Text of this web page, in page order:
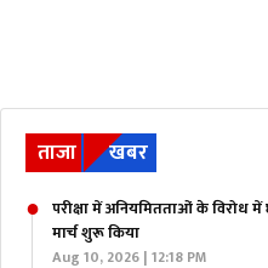
ताजा खबर
परीक्षा में अनियमितताओं के विरोध
मार्च शुरू किया
Aug 10, 2026 | 12:18 PM